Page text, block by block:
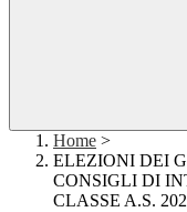
Home >
ELEZIONI DEI
CONSIGLI DI
CLASSE A.S.